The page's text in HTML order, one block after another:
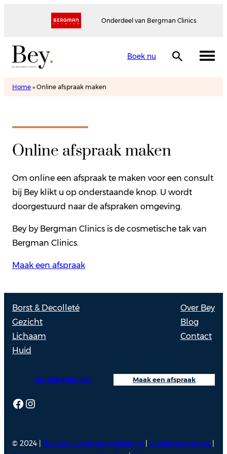
Onderdeel van Bergman Clinics
Boek nu
Home » Online afspraak maken
Online afspraak maken
Om online een afspraak te maken voor een consult
bij Bey klikt u op onderstaande knop. U wordt
doorgestuurd naar de afspraken omgeving.
Bey by Bergman Clinics is de cosmetische tak van
Bergman Clinics.
Maak een afspraak
Borst & Decolleté
Gezicht
Lichaam
Huid
Over Bey
Blog
Contact
Facebook
Instagram
Maak een afspraak
Tel: 088 9000 535
© 2024 | Rechten en privacyverklaring Cookiestatement